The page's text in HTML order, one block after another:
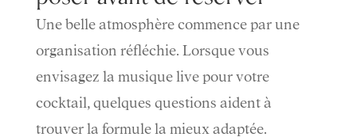
Une belle atmosphère commence par une
organisation réfléchie. Lorsque vous
envisagez la musique live pour votre
cocktail, quelques questions aident à
trouver la formule la mieux adaptée.